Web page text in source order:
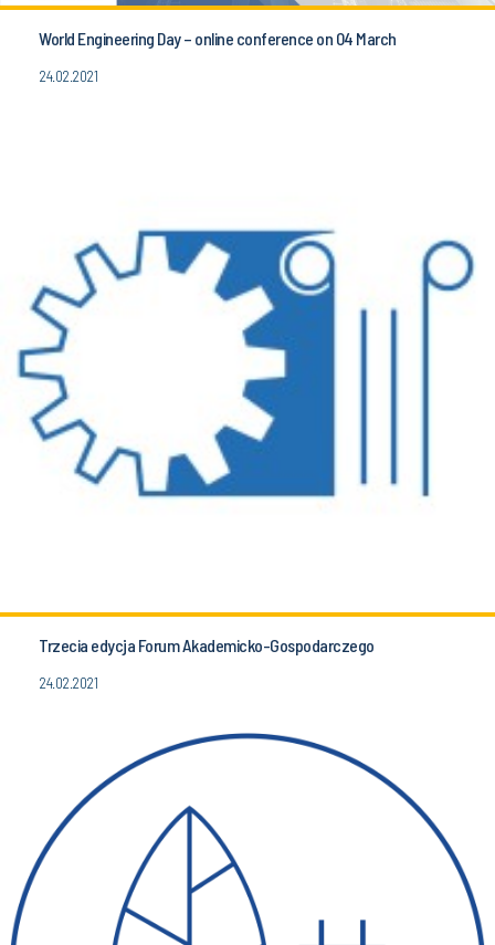
World Engineering Day – online conference on 04 March
24.02.2021
Trzecia edycja Forum Akademicko-Gospodarczego
24.02.2021